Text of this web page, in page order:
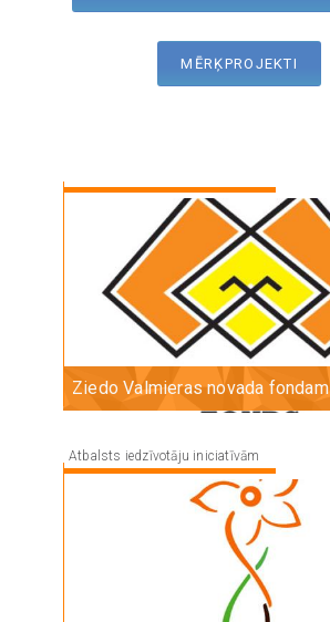
MĒRĶPROJEKTI
Ziedo Valmieras novada fondam
Atbalsts iedzīvotāju iniciatīvām